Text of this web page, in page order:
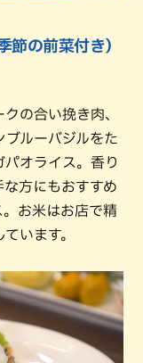
節の前菜付き）
の合い挽き肉、
ルーバジルをた
オライス。香り
方にもおすすめ
お米はお店で精
います。